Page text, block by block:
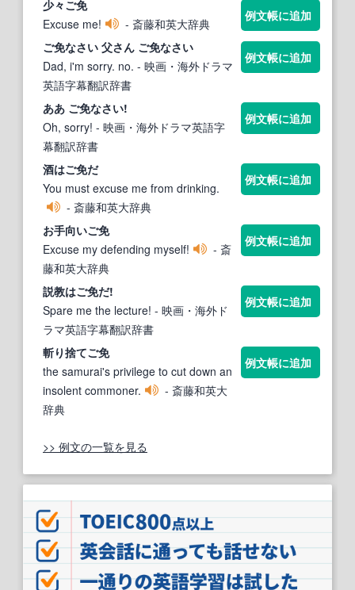
少々ご免
Excuse me!
- 斎藤和英大辞典
例文帳に追加
ご免なさい 父さん ご免なさい
Dad, i'm sorry. no. - 映画・海外ドラマ
英語字幕翻訳辞書
例文帳に追加
ああ ご免なさい!
Oh, sorry! - 映画・海外ドラマ英語字
幕翻訳辞書
例文帳に追加
酒はご免だ
You must excuse me from drinking.
- 斎藤和英大辞典
例文帳に追加
お手向いご免
Excuse my defending myself!
- 斎
藤和英大辞典
例文帳に追加
説教はご免だ!
Spare me the lecture! - 映画・海外ド
ラマ英語字幕翻訳辞書
例文帳に追加
斬り捨てご免
the samurai's privilege to cut down an
insolent commoner.
- 斎藤和英大
辞典
例文帳に追加
>> 例文の一覧を見る